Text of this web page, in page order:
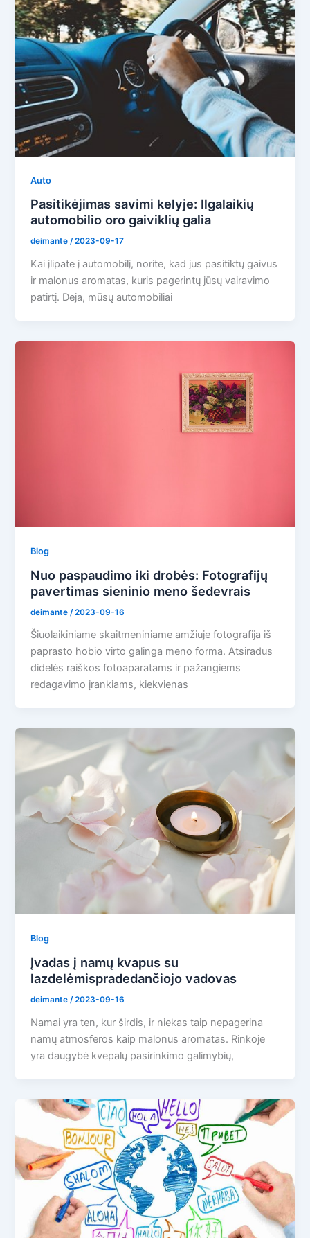
Auto
Pasitikėjimas savimi kelyje: Ilgalaikių
automobilio oro gaiviklių galia
deimante/2023-09-17
Kai įlipate į automobilį, norite, kad jus pasitiktų gaivus
ir malonus aromatas, kuris pagerintų jūsų vairavimo
patirtį. Deja, mūsų automobiliai
Blog
Nuo paspaudimo iki drobės: Fotografijų
pavertimas sieninio meno šedevrais
deimante /2023-09-16
Šiuolaikiniame skaitmeniniame amžiuje fotografija iš
paprasto hobio virto galinga meno forma. Atsiradus
didelės raiškos fotoaparatams ir pažangiems
redagavimo įrankiams, kiekvienas
Blog
Įvadas į namų kvapus su
lazdelėmispradedančiojo vadovas
deimante/2023-09-16
Namai yra ten, kur širdis, ir niekas taip nepagerina
namų atmosferos kaip malonus aromatas. Rinkoje
yra daugybė kvepalų pasirinkimo galimybių,